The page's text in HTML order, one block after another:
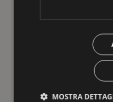
MOSTRA